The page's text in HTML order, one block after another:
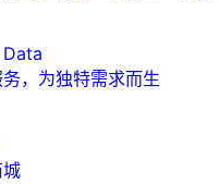
，为独特需求而生